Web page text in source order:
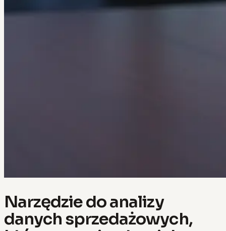
Narzędzie do analizy
danych sprzedażowych,